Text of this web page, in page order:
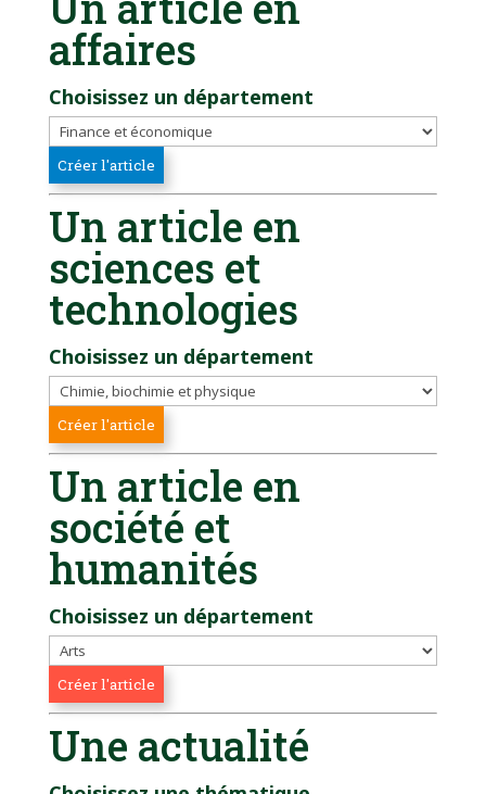
affaires
Choisissez un département
Un article en
sciences et
technologies
Choisissez un département
Un article en
société et
humanités
Choisissez un département
Une actualité